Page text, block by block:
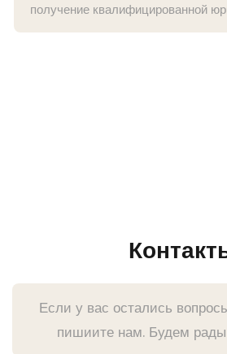
получение квалифицированной
Если у вас остались
пишиите нам. Будем